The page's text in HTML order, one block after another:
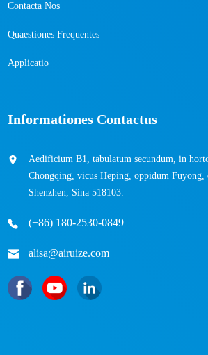
Contacta Nos
Quaestiones Frequentes
Applicatio
Informationes Contactus
Aedificium B1, tabulatum secundum, in
Chongqing, vicus Heping, oppidum Fuyong,
Shenzhen, Sina 518103.
(+86) 180-2530-0849
alisa@airuize.com